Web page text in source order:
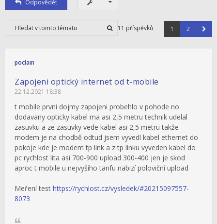
Odpovědět
11 příspěvků 1 2
poclain
Zapojeni optický internet od t-mobile
22.12.2021 18:38
t mobile prvni dojmy zapojeni probehlo v pohode no
dodavany opticky kabel ma asi 2,5 metru technik udelal
zasuvku a ze zasuvky vede kabel asi 2,5 metru takže
modem je na chodbě odtud jsem vyvedl kabel ethernet do
pokoje kde je modem tp link a z tp linku vyveden kabel do
pc rychlost lita asi 700-900 upload 300-400 jen je skod
aproc t mobile u nejvyšího tarifu nabizí poloviční upload
Meření test https://rychlost.cz/vysledek/#20215097557-
8073